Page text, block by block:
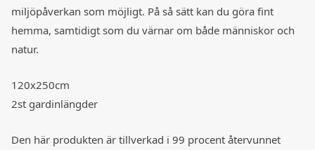
miljöpåverkan som möjligt. På så sätt kan du göra fint
hemma, samtidigt som du värnar om både människor och
natur.
120x250cm
2st gardinlängder
Den här produkten är tillverkad i 99 procent återvunnet